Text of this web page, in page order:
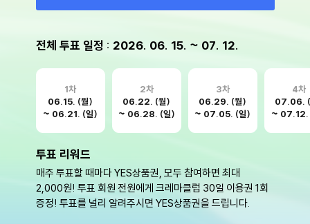
전체 투표 일정 : 2026. 06. 15. ~ 07. 12.
1차
06.15. (월)
~ 06.21. (일)
2차
06.22. (월)
~ 06.28. (일)
3차
06.29. (월)
~ 07.05. (일)
4차
07.06.
~ 07.12.
투표 리워드
매주 투표할 때마다 YES상품권, 모두 참여하면 최대
2,000원! 투표 회원 전원에게 크레마클럽 30일 이용권 1회
증정! 투표를 널리 알려주시면 YES상품권을 드립니다.